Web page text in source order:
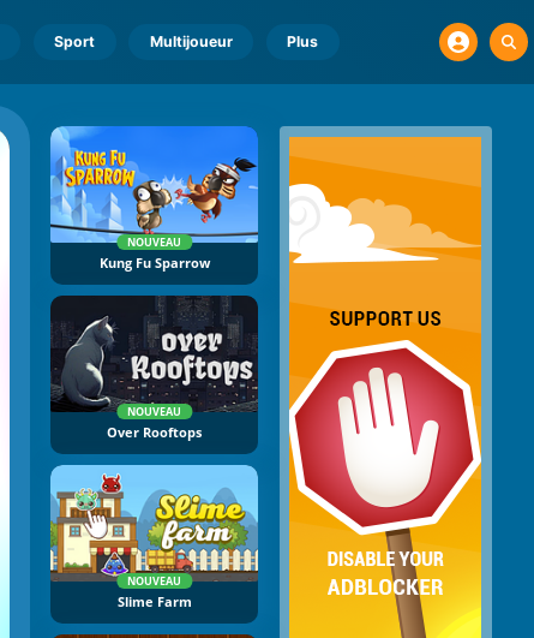
Sport Multijoueur Plus
NOUVEAU
Kung Fu Sparrow
NOUVEAU
Over Rooftops
NOUVEAU
Slime Farm